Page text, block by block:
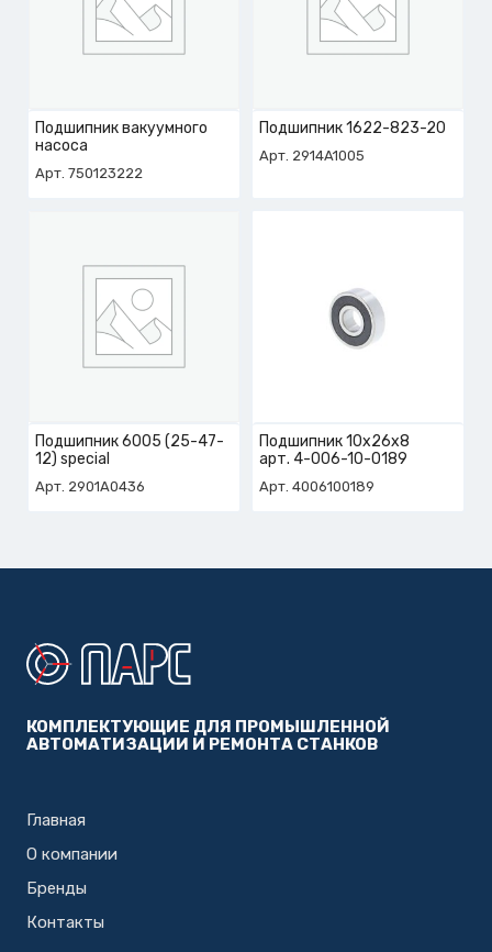
Подшипник вакуумного
насоса
Арт. 750123222
Подшипник 1622-823-20
Арт. 2914A1005
Подшипник 6005 (25-47-
12) special
Арт. 2901A0436
Подшипник 10х26х8
арт. 4-006-10-0189
Арт. 4006100189
КОМПЛЕКТУЮЩИЕ ДЛЯ ПРОМЫШЛЕННОЙ
АВТОМАТИЗАЦИИ И РЕМОНТА СТАНКОВ
Главная
О компании
Бренды
Контакты